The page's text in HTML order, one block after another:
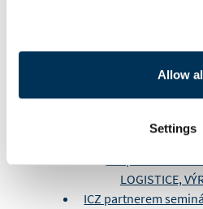
Allow
Settings
ICZ součástí
ICZ podpořila
ICZ podpořila
LOGISTICE,
ICZ partnerem